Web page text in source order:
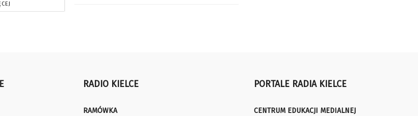
RADIO KIELCE
RAMÓWKA
PORTALE RADIA KIELCE
CENTRUM EDUKACJI MEDIALNEJ